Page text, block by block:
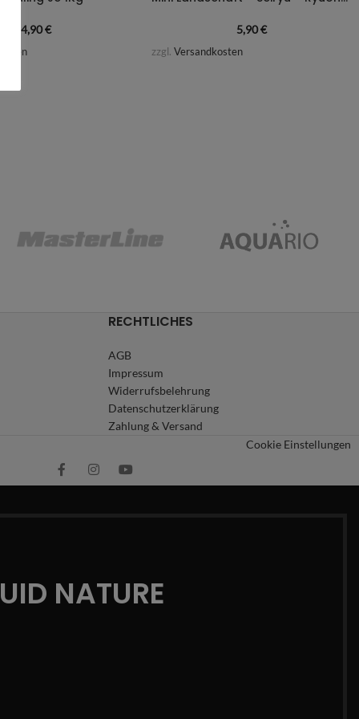
4,90€ 5,90€
zzgl.Versandkosten
RECHTLICHES
AGB
Impressum
Widerrufsbelehrung
Datenschutzerklärung
Zahlung & Versand
Cookie Einstellungen
NATURE